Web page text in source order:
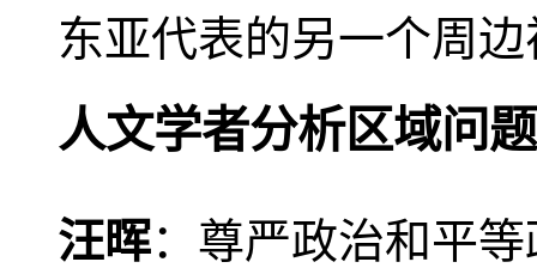
东亚代表的另一个周
人文学者分析区域问题
汪晖：尊严政治和平